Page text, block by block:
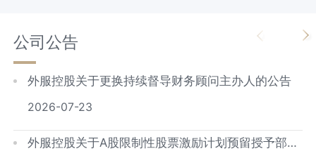
公司公告
外服控股关于更换持续督导财务顾问主办人的公告
2026-07-23
外服控股关于A股限制性股票激励计划预留授予部分